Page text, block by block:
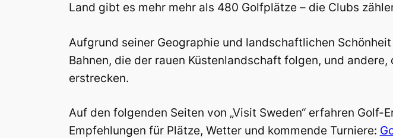
Land gibt es mehr mehr als 480 Golfplätze – die Clubs
Aufgrund seiner Geographie und landschaftlichen
Bahnen, die der rauen Küstenlandschaft folgen, und
erstrecken.
Auf den folgenden Seiten von „Visit Sweden“ erfahren
Empfehlungen für Plätze, Wetter und kommende Turniere: